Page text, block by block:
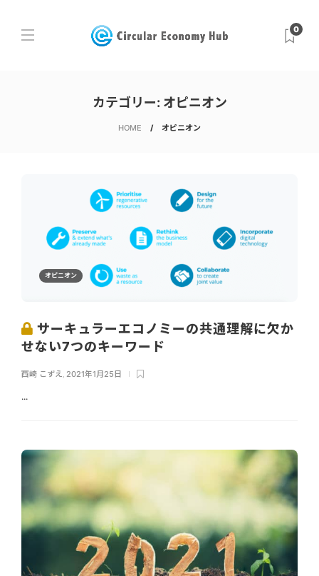
0
カテゴリー: オピニオン
HOME オピニオン
オピニオン
サーキュラーエコノミーの共通理解に欠か
せない7つのキーワード
西崎 こずえ, 2021年1月25日
...